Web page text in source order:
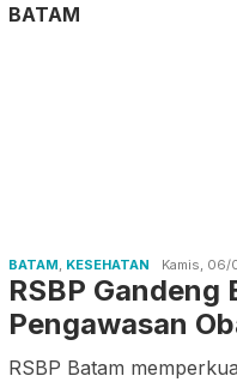
BATAM
BATAM KESEHATAN Kamis, 06/
RSBP Gandeng
Pengawasan
RSBP Batam